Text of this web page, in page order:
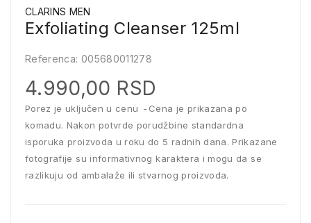
CLARINS MEN
Exfoliating Cleanser 125ml
Referenca: 005680011278
4.990,00 RSD
Porez je uključen u cenu
Cena je prikazana po
komadu. Nakon potvrde porudžbine standardna
isporuka proizvoda u roku do 5 radnih dana. Prikazane
fotografije su informativnog karaktera i mogu da se
razlikuju od ambalaže ili stvarnog proizvoda.